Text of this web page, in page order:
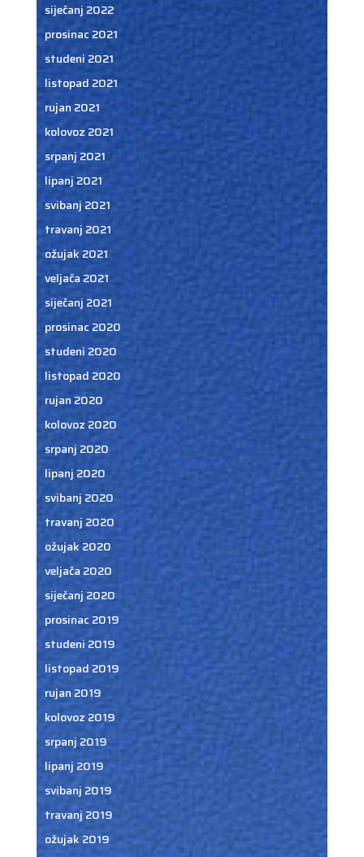
siječanj 2022
prosinac 2021
studeni 2021
listopad 2021
rujan 2021
kolovoz 2021
srpanj 2021
lipanj 2021
svibanj 2021
travanj 2021
ožujak 2021
veljača 2021
siječanj 2021
prosinac 2020
studeni 2020
listopad 2020
rujan 2020
kolovoz 2020
srpanj 2020
lipanj 2020
svibanj 2020
travanj 2020
ožujak 2020
veljača 2020
siječanj 2020
prosinac 2019
studeni 2019
listopad 2019
rujan 2019
kolovoz 2019
srpanj 2019
lipanj 2019
svibanj 2019
travanj 2019
ožujak 2019